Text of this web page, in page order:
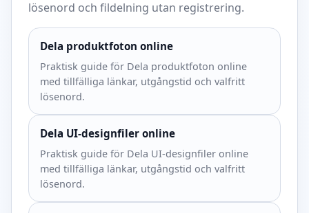
lösenord och fildelning utan registrering.
Dela produktfoton online
Praktisk guide för Dela produktfoton online
med tillfälliga länkar, utgångstid och valfritt
lösenord.
Dela UI-designfiler online
Praktisk guide för Dela UI-designfiler online
med tillfälliga länkar, utgångstid och valfritt
lösenord.